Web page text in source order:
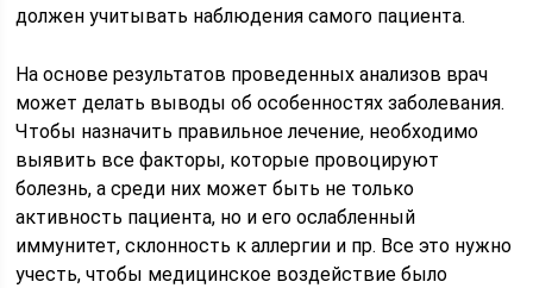
должен учитывать наблюдения самого пациента.
На основе результатов проведенных анализов врач
может делать выводы об особенностях заболевания.
Чтобы назначить правильное лечение, необходимо
выявить все факторы, которые провоцируют
болезнь, а среди них может быть не только
активность пациента, но и его ослабленный
иммунитет, склонность к аллергии и пр. Все это нужно
учесть, чтобы медицинское воздействие было